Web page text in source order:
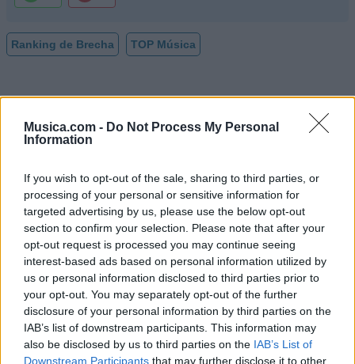
Musica.com - Do Not Process My Personal
Information
If you wish to opt-out of the sale, sharing to third parties, or
processing of your personal or sensitive information for
targeted advertising by us, please use the below opt-out
section to confirm your selection. Please note that after your
opt-out request is processed you may continue seeing
interest-based ads based on personal information utilized by
us or personal information disclosed to third parties prior to
your opt-out. You may separately opt-out of the further
disclosure of your personal information by third parties on the
IAB’s list of downstream participants. This information may
also be disclosed by us to third parties on the IAB’s List of
Downstream Participants that may further disclose it to other
Ranking de Brecha TOP Música